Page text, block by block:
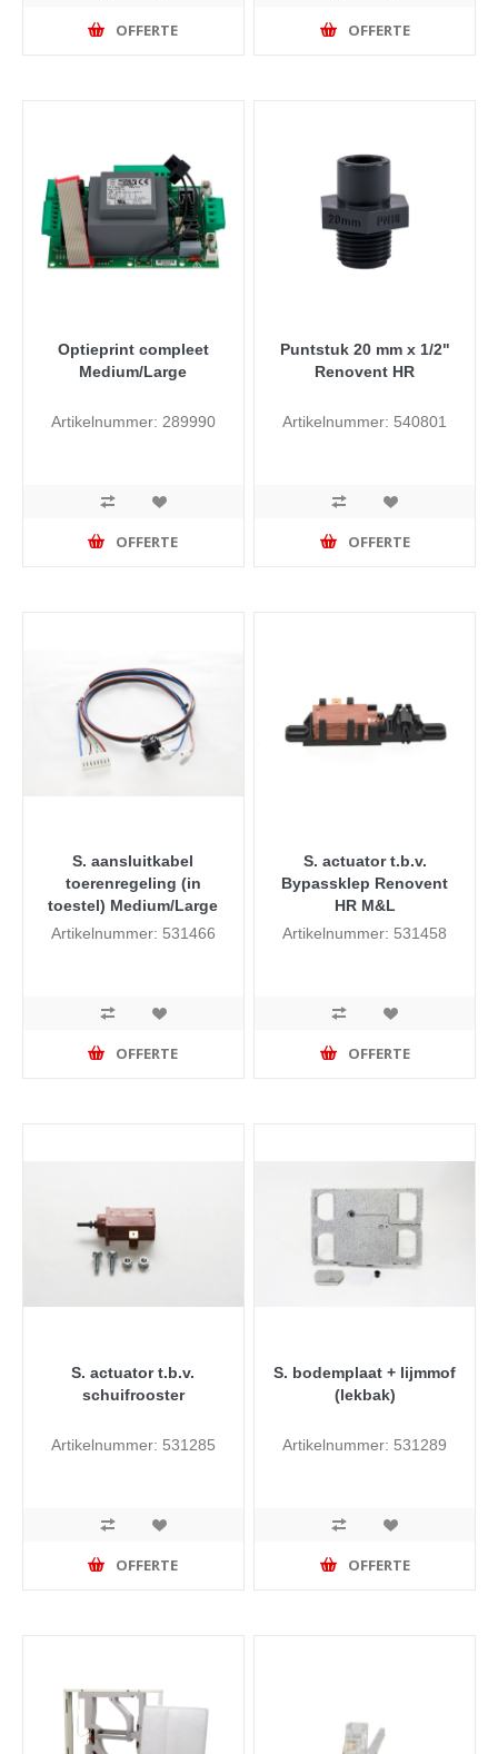
OFFERTE OFFERTE
Optieprint compleet
Medium/Large
Artikelnummer: 289990
OFFERTE
Puntstuk 20 mm x 1/2"
Renovent HR
Artikelnummer: 540801
OFFERTE
S. aansluitkabel
toerenregeling (in
toestel) Medium/Large
Artikelnummer: 531466
OFFERTE
S. actuator t.b.v.
Bypassklep Renovent
HR M&L
Artikelnummer: 531458
OFFERTE
S. actuator t.b.v.
schuifrooster
Artikelnummer: 531285
OFFERTE
S. bodemplaat + lijmmof
(lekbak)
Artikelnummer: 531289
OFFERTE